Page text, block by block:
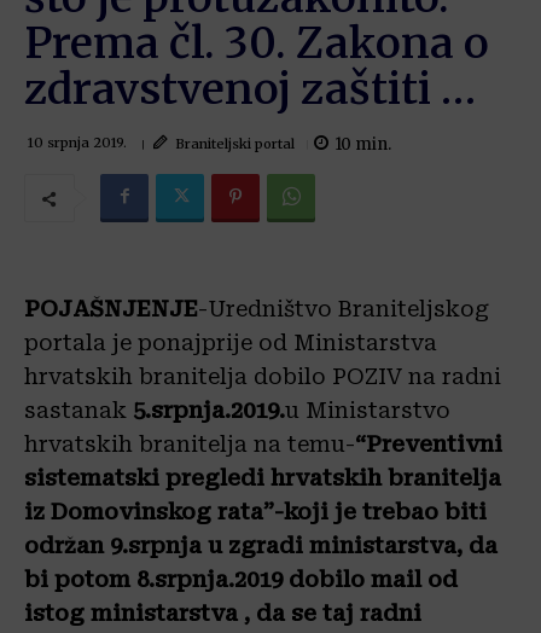
Prema čl. 30. Zakona o
zdravstvenoj zaštiti …
10 srpnja 2019. Braniteljski portal 10 min.
POJAŠNJENJE-Uredništvo Braniteljskog
portala je ponajprije od Ministarstva
hrvatskih branitelja dobilo POZIV na radni
sastanak 5.srpnja.2019.u Ministarstvo
hrvatskih branitelja na temu-“Preventivni
sistematski pregledi hrvatskih branitelja
iz Domovinskog rata”-koji je trebao biti
održan 9.srpnja u zgradi ministarstva, da
bi potom 8.srpnja.2019 dobilo mail od
istog ministarstva , da se taj radni